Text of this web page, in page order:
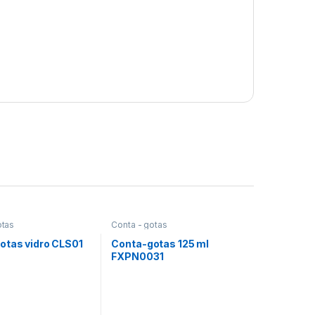
vidro CLS01
Conta - gotas
Conta-gotas 125 ml
FXPN0031